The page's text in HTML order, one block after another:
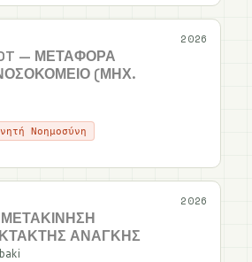
2026
— ΜΕΤΑΦΟΡΆ
(ΜΗΧ.
Νοημοσύνη
2026
ΜΕΤΑΚΊΝΗΣΗ
ΑΝΆΓΚΗΣ